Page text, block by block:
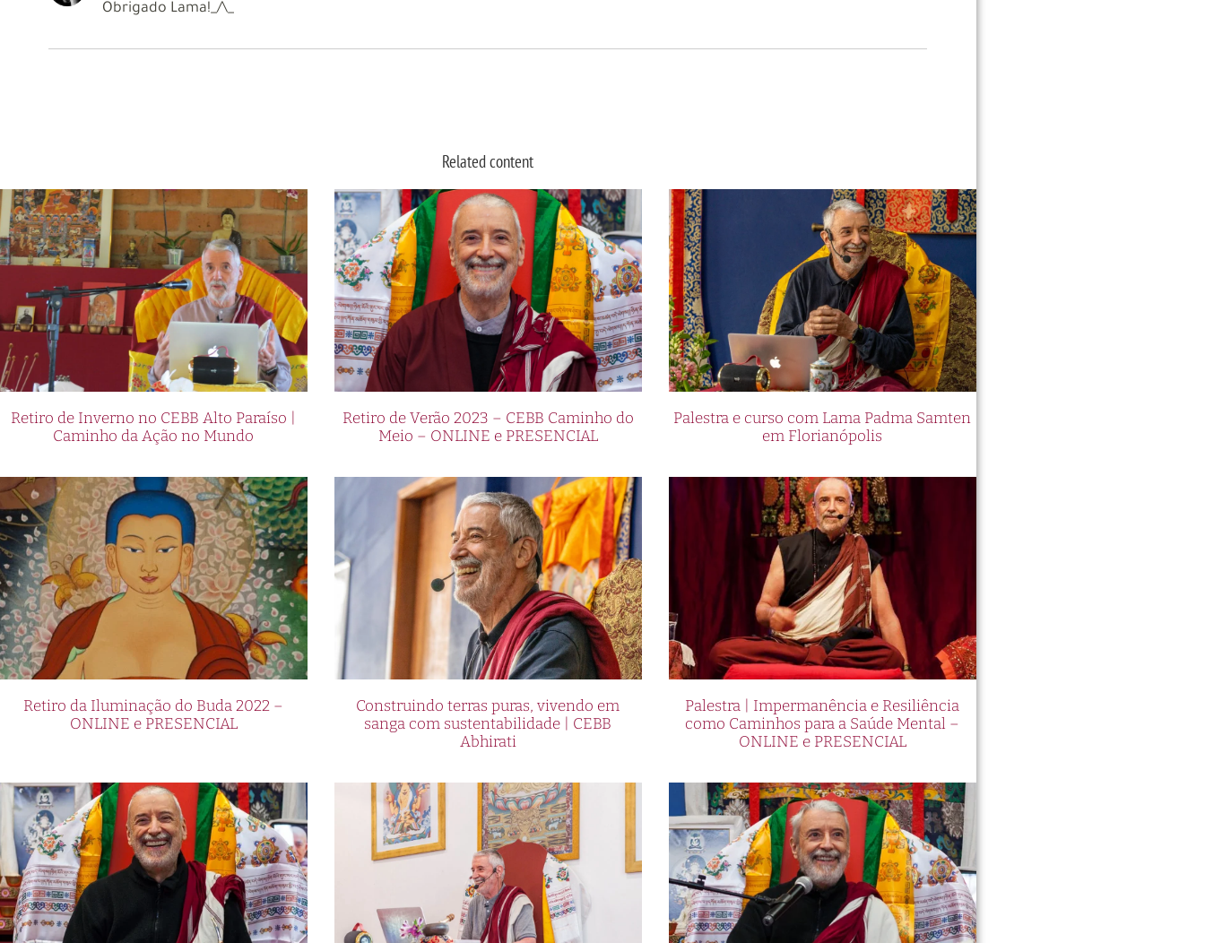
Obrigado Lama!_/\_
Related content
Retiro de Inverno no CEBB Alto Paraíso |
Caminho da Ação no Mundo
Retiro de Verão 2023 – CEBB Caminho do
Meio – ONLINE e PRESENCIAL
Palestra e curso com Lama Padma Samten
em Florianópolis
Retiro da Iluminação do Buda 2022 –
ONLINE e PRESENCIAL
Construindo terras puras, vivendo em
sanga com sustentabilidade | CEBB
Abhirati
Palestra | Impermanência e Resiliência
como Caminhos para a Saúde Mental –
ONLINE e PRESENCIAL